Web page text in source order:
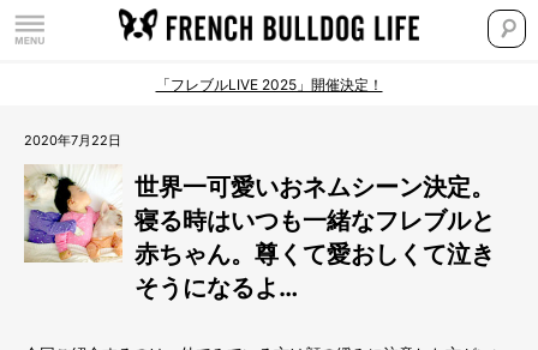
「フレブルLIVE 2025」開催決定！
2020年7月22日
世界一可愛いおネムシーン決定。
寝る時はいつも一緒なフレブルと
赤ちゃん。尊くて愛おしくて泣き
そうになるよ…